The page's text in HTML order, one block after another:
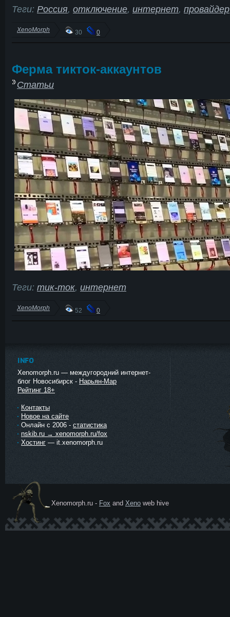
Теги: Россия, отключение, интернет, провайдер
XenoMorph 30 0
Ферма тикток-аккаунтов
Статьи
Теги: тик-ток, интернет
XenoMorph 52 0
INFO
Xenomorph.ru — междугородний интернет-
блог Новосибирск - Нарьян-Мар
Рейтинг 18+
Контакты
Новое на сайте
Онлайн с 2006 - статистика
nskib.ru → xenomorph.ru/fox
Хостинг — it.xenomorph.ru
Ксеномо
Xenomorph.ru - Fox and Xeno web hive